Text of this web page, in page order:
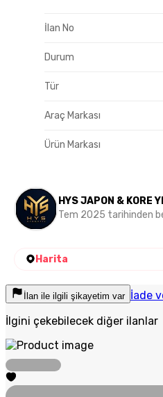
İlan No
Durum
Tür
Araç Markası
Ürün Markası
HYS JAPON & KORE
Tem 2025 tarihinden
Harita
İlan ile ilgili şikayetim var İade
İlgini çekebilecek diğer ilanlar